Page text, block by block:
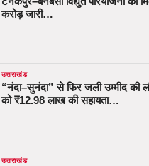
करोड़ जारी…
उत्तराखंड
“नंदा–सुनंदा” से फिर जली उम्मीद की
को ₹12.98 लाख की सहायता…
उत्तराखंड